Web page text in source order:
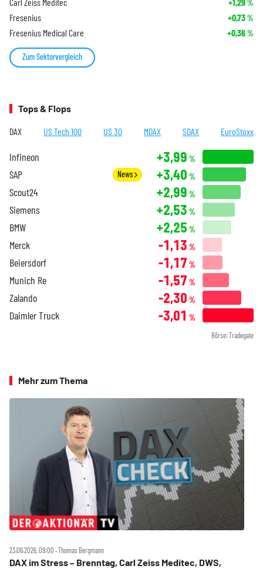
%
Fresenius +0,73%
Fresenius Medical Care +0,36%
Zum Sektorvergleich
Tops & Flops
DAX US Tech 100 US 30 MDAX SDAX EuroStoxx
Infineon +3,99 %
SAP News +3,40 %
Scout24 +2,99 %
Siemens +2,53 %
BMW +2,25 %
Merck -1,13 %
Beiersdorf -1,17 %
Munich Re -1,57 %
Zalando -2,30 %
Daimler Truck -3,01 %
Börse: Tradegate
Mehr zum Thema
23.06.2026, 09:00 ‧ Thomas Bergmann
DAX im Stress – Brenntag, Carl Zeiss Meditec, DWS,